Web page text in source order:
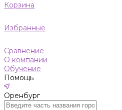
Корзина
Избранные
Сравнение
О компании
Обучение
Помощь
Оренбург